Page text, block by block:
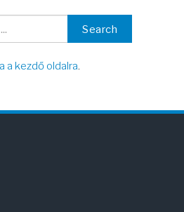
Search
a kezdő oldalra.